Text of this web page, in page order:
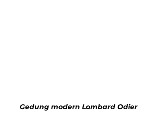
Gedung modern Lombard Odier